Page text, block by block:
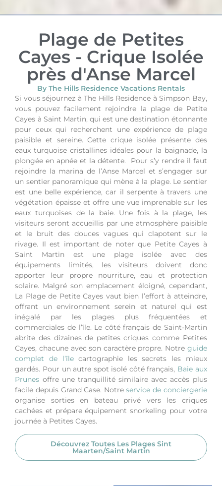
Plage de Petites
Cayes - Crique Isolée
près d'Anse Marcel
By The Hills Residence Vacations Rentals
Si vous séjournez à The Hills Residence à Simpson Bay,
vous pouvez facilement rejoindre la plage de Petite
Cayes à Saint Martin, qui est une destination étonnante
pour ceux qui recherchent une expérience de plage
paisible et sereine. Cette crique isolée présente des
eaux turquoise cristallines idéales pour la baignade, la
plongée en apnée et la détente. Pour s’y rendre il faut
rejoindre la marina de l’Anse Marcel et s’engager sur
un sentier panoramique qui mène à la plage. Le sentier
est une belle expérience, car il serpente à travers une
végétation épaisse et offre une vue imprenable sur les
eaux turquoises de la baie. Une fois à la plage, les
visiteurs seront accueillis par une atmosphère paisible
et le bruit des douces vagues qui clapotent sur le
rivage. Il est important de noter que Petite Cayes à
Saint Martin est une plage isolée avec des
équipements limités, les visiteurs doivent donc
apporter leur propre nourriture, eau et protection
solaire. Malgré son emplacement éloigné, cependant,
La Plage de Petite Cayes vaut bien l’effort à atteindre,
offrant un environnement serein et naturel qui est
inégalé par les plages plus fréquentées et
commerciales de l’île. Le côté français de Saint-Martin
abrite des dizaines de petites criques comme Petites
Cayes, chacune avec son caractère propre. Notre guide
complet de l’îlecartographie les secrets les mieux
gardés. Pour un autre spot isolé côté français, Baie aux
Prunes offre une tranquillité similaire avec accès plus
facile depuis Grand Case. Notreservice de conciergerie
organise sorties en bateau privé vers les criques
cachées et prépare équipement snorkeling pour votre
journée à Petites Cayes.
Découvrez Toutes Les Plages Sint
Maarten/saint Martin